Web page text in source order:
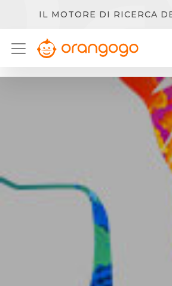
IL MOTORE DI RICERCA